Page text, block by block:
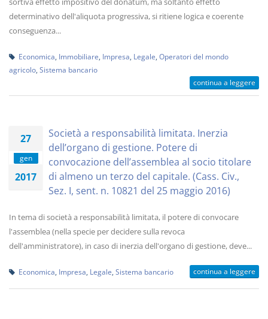
determinativo dell'aliquota progressiva, si ritiene logica e coerente
conseguenza...
Economica Immobiliare Impresa Legale Operatori del mondo
agricolo Sistema bancario
continua a leggere
27
gen
2017
Società a responsabilità limitata. Inerzia
dell’organo di gestione. Potere di
convocazione dell’assemblea al socio titolare
di almeno un terzo del capitale. (Cass. Civ.,
Sez. I, sent. n. 10821 del 25 maggio 2016)
In tema di società a responsabilità limitata, il potere di convocare
l'assemblea (nella specie per decidere sulla revoca
dell'amministratore), in caso di inerzia dell'organo di gestione, deve...
Economica Impresa Legale Sistema bancario continua a leggere